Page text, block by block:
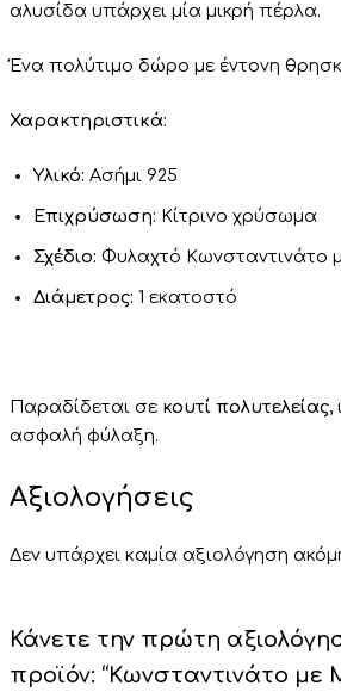
αλυσίδα υπάρχει μία μικρή πέρλα.
Ένα πολύτιμο δώρο με έντονη
Χαρακτηριστικά:
Υλικό: Ασήμι 925
Επιχρύσωση: Κίτρινο χρύσωμα
Σχέδιο: Φυλαχτό Κωνσταντινάτο
Διάμετρος: 1 εκατοστό
Παραδίδεται σε κουτί πολυτελείας,
ασφαλή φύλαξη.
Αξιολογήσεις
Δεν υπάρχει καμία αξιολόγηση
Κάνετε την πρώτη
προϊόν: “Κωνσταντινάτο με